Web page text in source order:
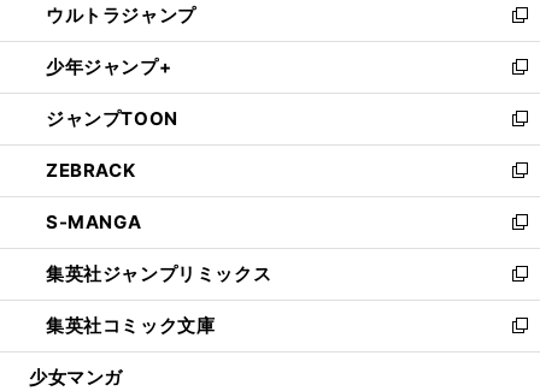
く
で
開
く
ド
ウ
で
開
く
ィ
ン
ド
ウ
で
開
く
い
ウ
ィ
ン
ド
ウ
で
開
く
ウルトラジャンプ
新
し
い
ウ
ィ
ン
ド
ウ
で
開
く
少年ジャンプ+
新
し
い
ウ
ィ
ン
ド
ウ
で
開
く
ジャンプTOON
新
し
い
ウ
ィ
ン
ド
ウ
で
開
ZEBRACK
新
し
い
ウ
ィ
ン
ド
ウ
S-MANGA
新
し
い
ウ
ィ
ン
集英社ジャンプリミックス
新
し
い
ウ
集英社コミック文庫
新
し
少女マンガ